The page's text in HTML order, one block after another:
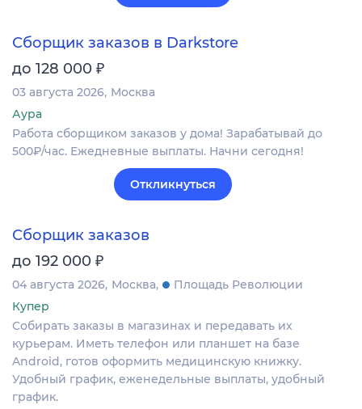
Сборщик заказов в Darkstore
до 128 000 ₽
03 августа 2026 Москва
Аура
Работа сборщиком заказов у дома! Зарабатывай до
500₽/час. Ежедневные выплаты. Начни сегодня!
Откликнуться
Сборщик заказов
до 192 000 ₽
04 августа 2026 Москва
Площадь Революции
Купер
Собирать заказы в магазинах и передавать их
курьерам. Иметь телефон или планшет на базе
Android, готов оформить медицинскую книжку.
Удобный график, еженедельные выплаты, удобный
график.